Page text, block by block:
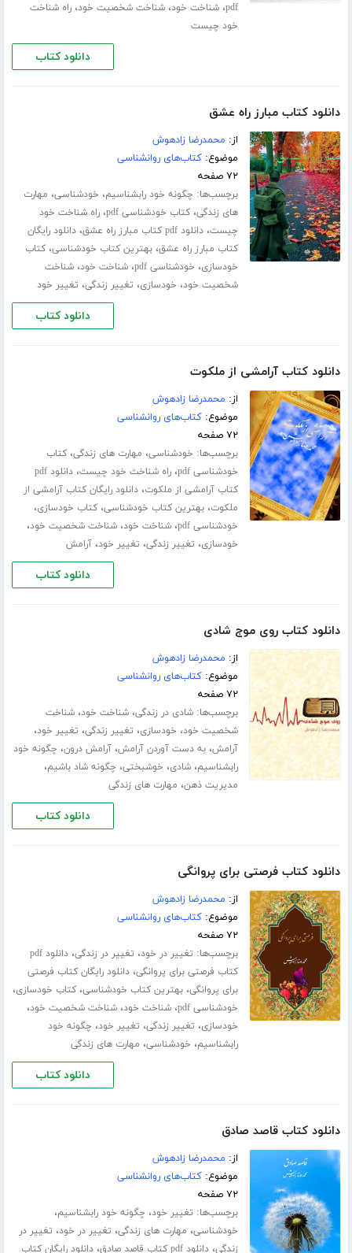
pdf،شناخت خود،شناخت شخصیت خود،راه شناخت
خود چیست
دانلود کتاب
دانلود کتاب مبارز راه عشق
از: محمدرضا زادهوش
موضوع:کتاب‌های روانشناسی
۷۲ صفحه
برچسب‌ها: چگونه خود رابشناسیم، خودشناسی، مهارت
های زندگی،کتاب خودشناسی pdf ،راه شناخت خود
چیست،دانلود pdf کتاب مبارز راه عشق ،دانلود رایگان
کتاب مبارز راه عشق،بهترین کتاب خودشناسی،کتاب
خودسازی، خودشناسی pdf ،شناخت خود،شناخت
شخصیت خود، خودسازی، تغییر زندگی، تغییر خود
دانلود کتاب
دانلود کتاب آرامشی از ملکوت
از: محمدرضا زادهوش
موضوع:کتاب‌های روانشناسی
۷۲ صفحه
برچسب‌ها: خودشناسی، مهارت های زندگی،کتاب
خودشناسی pdf
،راه شناخت خود چیست،
دانلود pdf
کتاب آرامشی از ملکوت،دانلود رایگان کتاب آرامشی از
ملکوت،بهترین کتاب خودشناسی،کتاب خودسازی،
خودشناسی pdf ،شناخت خود،شناخت شخصیت خود،
خودسازی، تغییر زندگی، تغییر خود،آرامش
دانلود کتاب
دانلود کتاب روی موج شادی
از: محمدرضا زادهوش
موضوع:کتاب‌های روانشناسی
۷۲ صفحه
برچسب‌ها:شادی در زندگی،شناخت خود،شناخت
شخصیت خود، خودسازی، تغییر زندگی، تغییر خود،
آرامش،به دست آوردن آرامش،آرامش درون، چگونه خود
رابشناسیم،شادی، خوشبختی، چگونه شاد باشیم،
مدیریت ذهن، مهارت های زندگی
دانلود کتاب
دانلود کتاب فرصتی برای پروانگی
از: محمدرضا زادهوش
موضوع:کتاب‌های روانشناسی
۷۲ صفحه
برچسب‌ها: تغییر در خود، تغییر در زندگی،
دانلود pdf
کتاب فرصتی برای پروانگی،دانلود رایگان کتاب فرصتی
برای پروانگی،بهترین کتاب خودشناسی،کتاب خودسازی،
خودشناسی pdf ،شناخت خود،شناخت شخصیت خود،
خودسازی، تغییر زندگی، تغییر خود، چگونه خود
رابشناسیم، خودشناسی، مهارت های زندگی
دانلود کتاب
دانلود کتاب قاصد صادق
از: محمدرضا زادهوش
موضوع:کتاب‌های روانشناسی
۷۲ صفحه
برچسب‌ها: تغییر خود، چگونه خود رابشناسیم،
خودشناسی، مهارت های زندگی، تغییر در خود، تغییر در
زندگی،دانلود pdf کتاب قاصد صادق ،دانلود رایگان کتاب